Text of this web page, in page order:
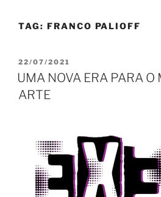
TAG: FRANCO PALIOFF
PUBLICADO
EM
22/07/2021
UMA NOVA ERA PARA O
ARTE